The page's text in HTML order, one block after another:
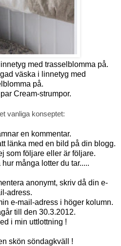
med trasselblomma på.
väska i linnetyg med
på.
Cream-strumpor.
vanliga konseptet:
en kommentar.
länka med en bild på din blogg.
som följare eller är följare.
många lotter du tar.....
anonymt, skriv då din e-
adress.
e-mail-adress i höger kolumn.
till den 30.3.2012.
i min uttlottning !
skön söndagkväll !